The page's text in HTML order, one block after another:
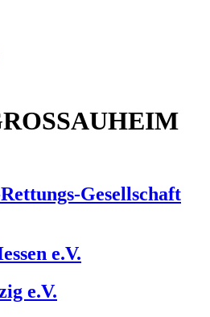
Gesellschaft
e.V.
e.V.